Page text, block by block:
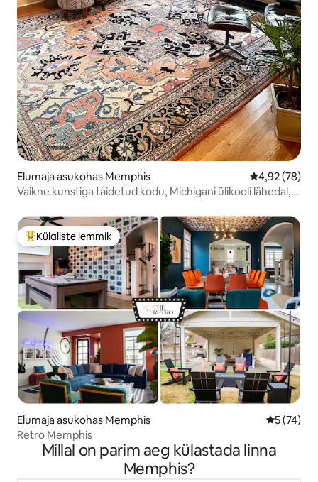
Elumaja asukohas Memphis Keskmine
4,92 (78)
Vaikne kunstiga täidetud kodu, Michigani ülikooli lähedal,
Külaliste suur lemmik
Külaliste lemmik
Elumaja asukohas Memphis Keskmine
5 (74)
Retro Memphis
Millal on parim aeg külastada linna
Memphis?